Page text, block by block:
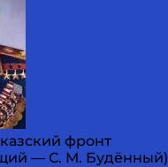
фронт
— С. М. Будённый)